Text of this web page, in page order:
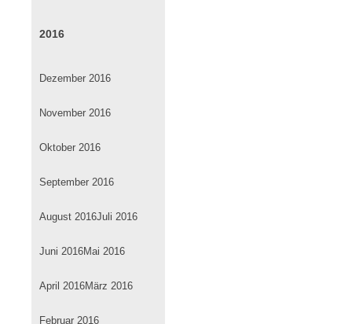
2016
Dezember 2016
November 2016
Oktober 2016
September 2016
August 2016Juli 2016
Juni 2016Mai 2016
April 2016März 2016
Februar 2016